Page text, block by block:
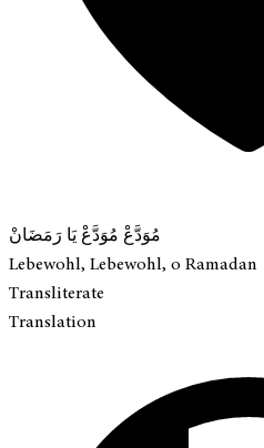
مُوَدَّعْ مُوَدَّعْ يَا رَمَضَانْ
Lebewohl, Lebewohl, o Ramadan
Transliterate
Translation